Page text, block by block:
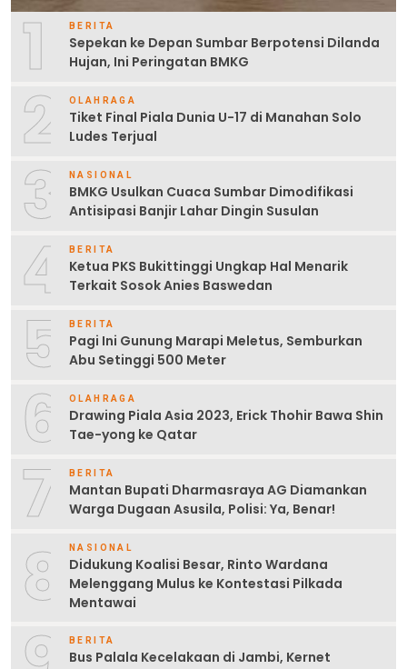
1 BERITA
Sepekan ke Depan Sumbar Berpotensi Dilanda
Hujan, Ini Peringatan BMKG
2 OLAHRAGA
Tiket Final Piala Dunia U-17 di Manahan Solo
Ludes Terjual
3 NASIONAL
BMKG Usulkan Cuaca Sumbar Dimodifikasi
Antisipasi Banjir Lahar Dingin Susulan
4 BERITA
Ketua PKS Bukittinggi Ungkap Hal Menarik
Terkait Sosok Anies Baswedan
5 BERITA
Pagi Ini Gunung Marapi Meletus, Semburkan
Abu Setinggi 500 Meter
6 OLAHRAGA
Drawing Piala Asia 2023, Erick Thohir Bawa Shin
Tae-yong ke Qatar
7 BERITA
Mantan Bupati Dharmasraya AG Diamankan
Warga Dugaan Asusila, Polisi: Ya, Benar!
8 NASIONAL
Didukung Koalisi Besar, Rinto Wardana
Melenggang Mulus ke Kontestasi Pilkada
Mentawai
BERITA
Bus Palala Kecelakaan di Jambi, Kernet